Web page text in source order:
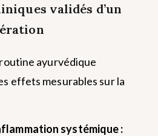
validés d’un
ayurvédique
effets mesurables sur la
systémique :